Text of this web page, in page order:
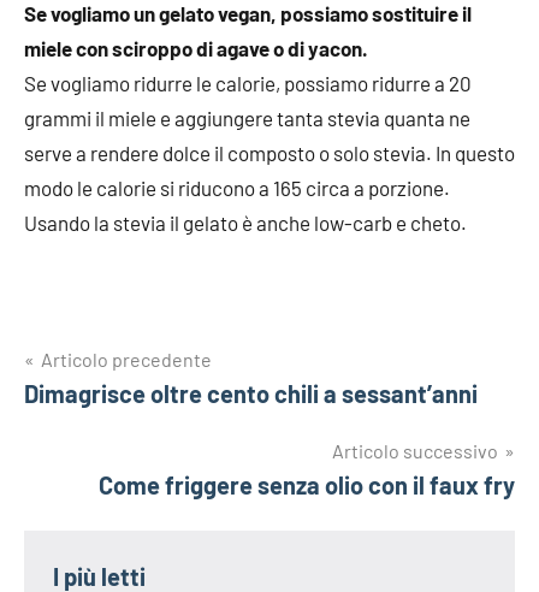
Se vogliamo un gelato vegan, possiamo sostituire il
miele con sciroppo di agave o di yacon.
Se vogliamo ridurre le calorie, possiamo ridurre a 20
grammi il miele e aggiungere tanta stevia quanta ne
serve a rendere dolce il composto o solo stevia. In questo
modo le calorie si riducono a 165 circa a porzione.
Usando la stevia il gelato è anche low-carb e cheto.
Navigazione
articoli
Articolo precedente
Dimagrisce oltre cento chili a sessant’anni
Articolo successivo
Come friggere senza olio con il faux fry
I più letti